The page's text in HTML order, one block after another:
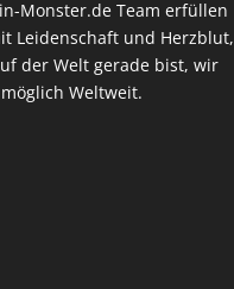
Monster.de Team erfüllen
Leidenschaft und Herzblut,
der Welt gerade bist, wir
Weltweit.